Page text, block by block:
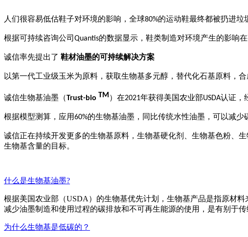
人们很容易低估鞋子对环境的影响，全球80%的运动鞋最终都被扔进垃
根据可持续咨询公司 Quantis的数据显示，鞋类制造对环境产生的影响
诚信率先提出了 鞋材油墨的可持续解决方案
以第一代工业级玉米为原料，获取生物基多元醇，替代化石基原料，
诚信生物基油墨（Trust-bio TM ）在2021年获得美国农业部USDA认证，
根据模型测算，应用60%的生物基油墨，同比传统水性油墨，可以减少
诚信正在持续开发更多的生物基原料，生物基硬化剂、生物基色粉、
生物基含量的目标。
什么是生物基油墨?
根据美国农业部（USDA）的生物基优先计划，生物基产品是指原材
减少油墨制造和使用过程的碳排放和不可再生能源的使用，是有别于传
为什么生物基是低碳的？